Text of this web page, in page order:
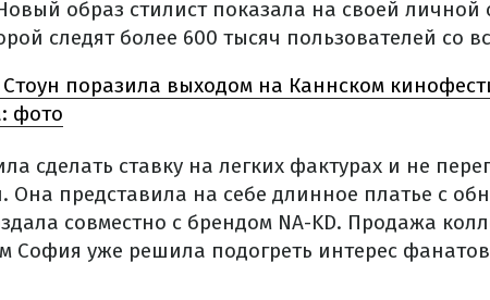
образ стилист показала на своей личной
следят более 600 тысяч пользователей со
поразила выходом на Каннском
фото
сделать ставку на легких фактурах и не
представила на себе длинное платье с
совместно с брендом NA-KD. Продажа
София уже решила подогреть интерес